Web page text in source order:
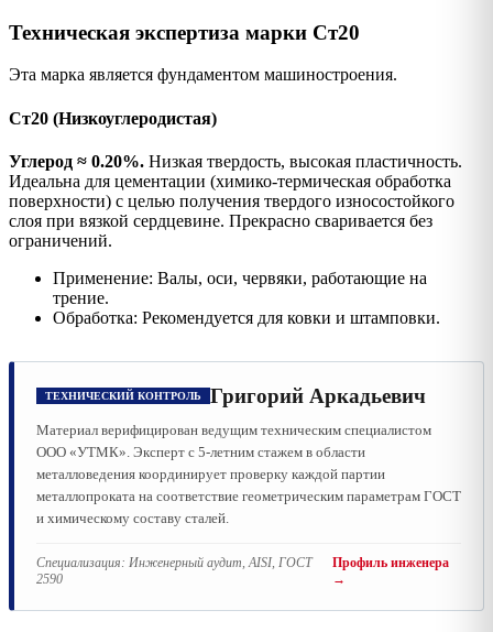
Техническая экспертиза марки Ст20
Эта марка является фундаментом машиностроения.
Ст20 (Низкоуглеродистая)
Углерод ≈ 0.20%. Низкая твердость, высокая пластичность.
Идеальна для цементации (химико-термическая обработка
поверхности) с целью получения твердого износостойкого
слоя при вязкой сердцевине. Прекрасно сваривается без
ограничений.
Применение: Валы, оси, червяки, работающие на
трение.
Обработка: Рекомендуется для ковки и штамповки.
ТЕХНИЧЕСКИЙ КОНТРОЛЬ Григорий Аркадьевич
Материал верифицирован ведущим техническим специалистом
ООО «УТМК». Эксперт с 5-летним стажем в области
металловедения координирует проверку каждой партии
металлопроката на соответствие геометрическим параметрам ГОСТ
и химическому составу сталей.
Специализация: Инженерный аудит, AISI, ГОСТ
2590
Профиль инженера
→